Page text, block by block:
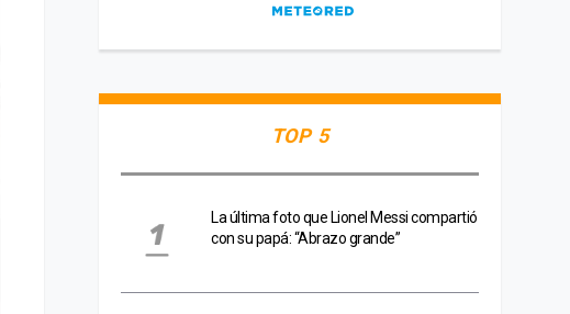
TOP 5
La última foto que Lionel Messi compartió
con su papá: “Abrazo grande”